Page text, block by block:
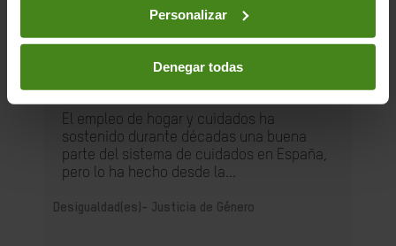
Personalizar
Denegar todas
trabajadoras de hogar y cuidados.
El empleo de hogar y cuidados ha
sostenido durante décadas una buena
parte del sistema de cuidados en España,
pero lo ha hecho desde la...
Desigualdad(es)- Justicia de Género